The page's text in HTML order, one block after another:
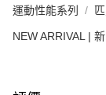
運動性能系列
NEW ARRIVAL |